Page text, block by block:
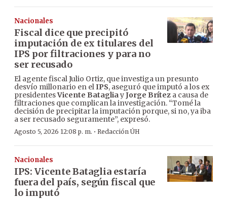
Nacionales
Fiscal dice que precipitó
imputación de ex titulares del
IPS por filtraciones y para no
ser recusado
El agente fiscal Julio Ortiz, que investiga un presunto
desvío millonario en elIPS, aseguró que imputó a los ex
presidentesVicente BatagliayJorge Brítez a causa de
filtraciones que complican la investigación. “Tomé la
decisión de precipitar la imputación porque, si no, ya iba
a ser recusado seguramente”, expresó.
Agosto 5, 2026 12:08 p. m. · Redacción ÚH
Nacionales
IPS: Vicente Bataglia estaría
fuera del país, según fiscal que
lo imputó